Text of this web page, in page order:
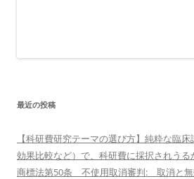
最近の投稿
【科研費研究テーマの選び方】純粋な臨
効果比較など）で、科研費に採択されうる
商標法第50条 不使用取消審判: 取消と無